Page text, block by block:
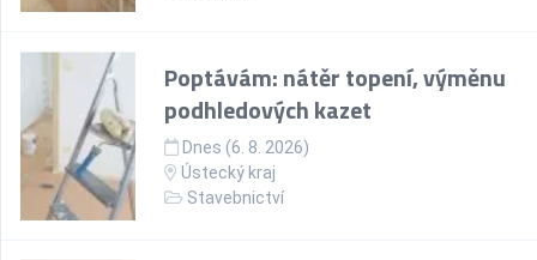
Poptávám: nátěr topení, výměnu
podhledových kazet
Dnes (6. 8. 2026)
Ústecký kraj
Stavebnictví